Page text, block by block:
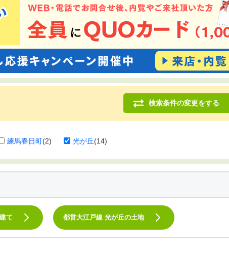
検索条件の変更をする
練馬春日町(2) 光が丘(14)
て 都営大江戸線 光が丘の土地